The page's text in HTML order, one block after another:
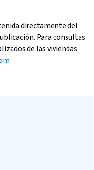
directamente del
Para consultas
de las viviendas